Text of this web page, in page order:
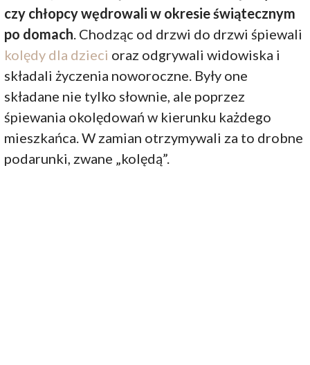
czy chłopcy wędrowali w okresie świątecznym
po domach. Chodząc od drzwi do drzwi śpiewali
kolędy dla dzieci oraz odgrywali widowiska i
składali życzenia noworoczne. Były one
składane nie tylko słownie, ale poprzez
śpiewania okolędowań w kierunku każdego
mieszkańca. W zamian otrzymywali za to drobne
podarunki, zwane „kolędą”.